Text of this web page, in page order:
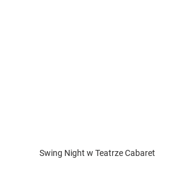
Swing Night w Teatrze Cabaret